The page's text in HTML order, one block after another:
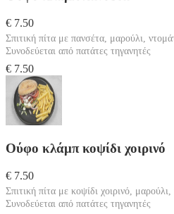
€ 7.50
Σπιτική πίτα με πανσέτα, μαρούλι,
Συνοδεύεται από πατάτες τηγανητές
€ 7.50
Ούφο κλάμπ κοψίδι χοιρινό
€ 7.50
Σπιτική πίτα με κοψίδι χοιρινό,
Συνοδεύεται από πατάτες τηγανητές